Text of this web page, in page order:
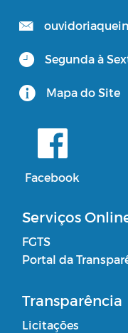
Segunda à
Mapa do Site
Facebook
Serviços
FGTS
Portal da
Transparência
Licitações